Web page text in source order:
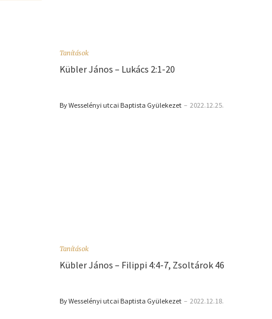
Tanítások
Kübler János – Lukács 2:1-20
By Wesselényi utcai Baptista Gyülekezet – 2022.12.25.
Tanítások
Kübler János – Filippi 4:4-7, Zsoltárok 46
By Wesselényi utcai Baptista Gyülekezet – 2022.12.18.